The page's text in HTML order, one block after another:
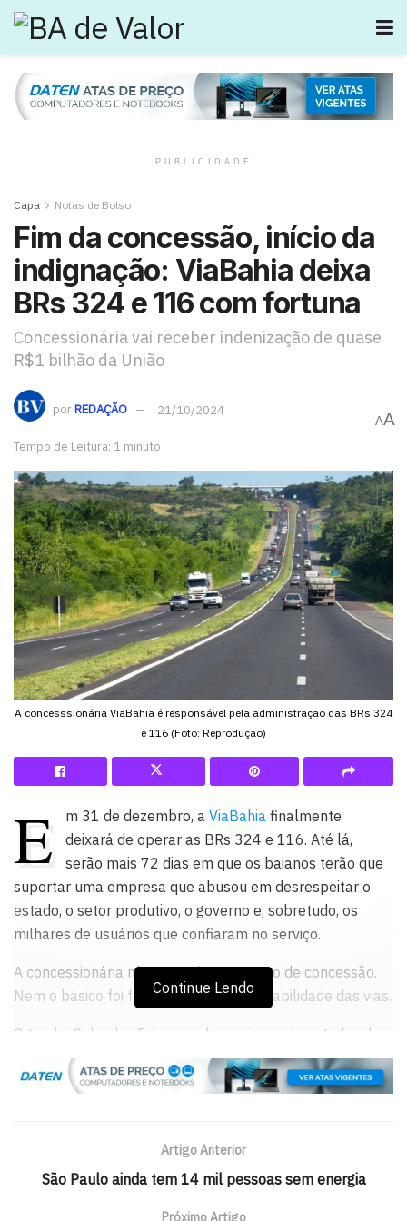
PUBLICIDADE
Capa Notas de Bolso
Fim da concessão, início da
indignação: ViaBahia deixa
BRs 324 e 116 com fortuna
Concessionária vai receber indenização de quase
R$1 bilhão da União
porREDAÇÃO 21/10/2024
Tempo de Leitura: 1 minuto
AA
A concesssionária ViaBahia é responsável pela administração das BRs 324
e 116 (Foto: Reprodução)
E m 31 de dezembro, aViaBahia finalmente
deixará de operar as BRs 324 e 116. Até lá,
serão mais 72 dias em que os baianos terão que
suportar uma empresa que abusou em desrespeitar o
estado, o setor produtivo, o governo e, sobretudo, os
milhares de usuários que confiaram no serviço.
A concessionária não cumpriu o contrato de concessão.
Nem o básico foi feito: garantir a trafegabilidade das vias.
O trecho Salvador-Feira, um dos mais movimentados do
país, virou um símbolo de negligência. Buracos,
ondulações, sinalização precária e insegurança dominam
Mas o pedágio, esse nunca falhou. Quatro tarifas para ir e
cobrança intacta.
Continue Lendo
Artigo Anterior
São Paulo ainda tem 14 mil pessoas sem energia
Próximo Artigo